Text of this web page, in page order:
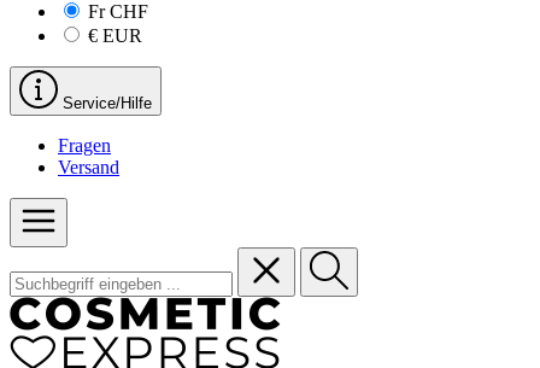
FrCHF
€ EUR
Service/Hilfe
Fragen
Versand